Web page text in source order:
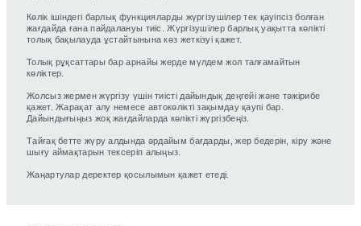
Көлік ішіндегі барлық функцияларды жүргізушілер тек қауіпсіз болған
жағдайда ғана пайдалануы тиіс. Жүргізушілер барлық уақытта көлікті
толық бақылауда ұстайтынына көз жеткізуі қажет.
Толық рұқсаттары бар арнайы жерде мүлдем жол талғамайтын
көліктер.
Жолсыз жермен жүргізу үшін тиісті дайындық деңгейі және тәжірибе
қажет. Жарақат алу немесе автокөлікті зақымдау қаупі бар.
Дайындығыңыз жоқ жағдайларда көлікті жүргізбеңіз.
Тайғақ бетте жүру алдында әрдайым бағдарды, жер бедерін, кіру және
шығу аймақтарын тексеріп алыңыз.
Жаңартулар деректер қосылымын қажет етеді.